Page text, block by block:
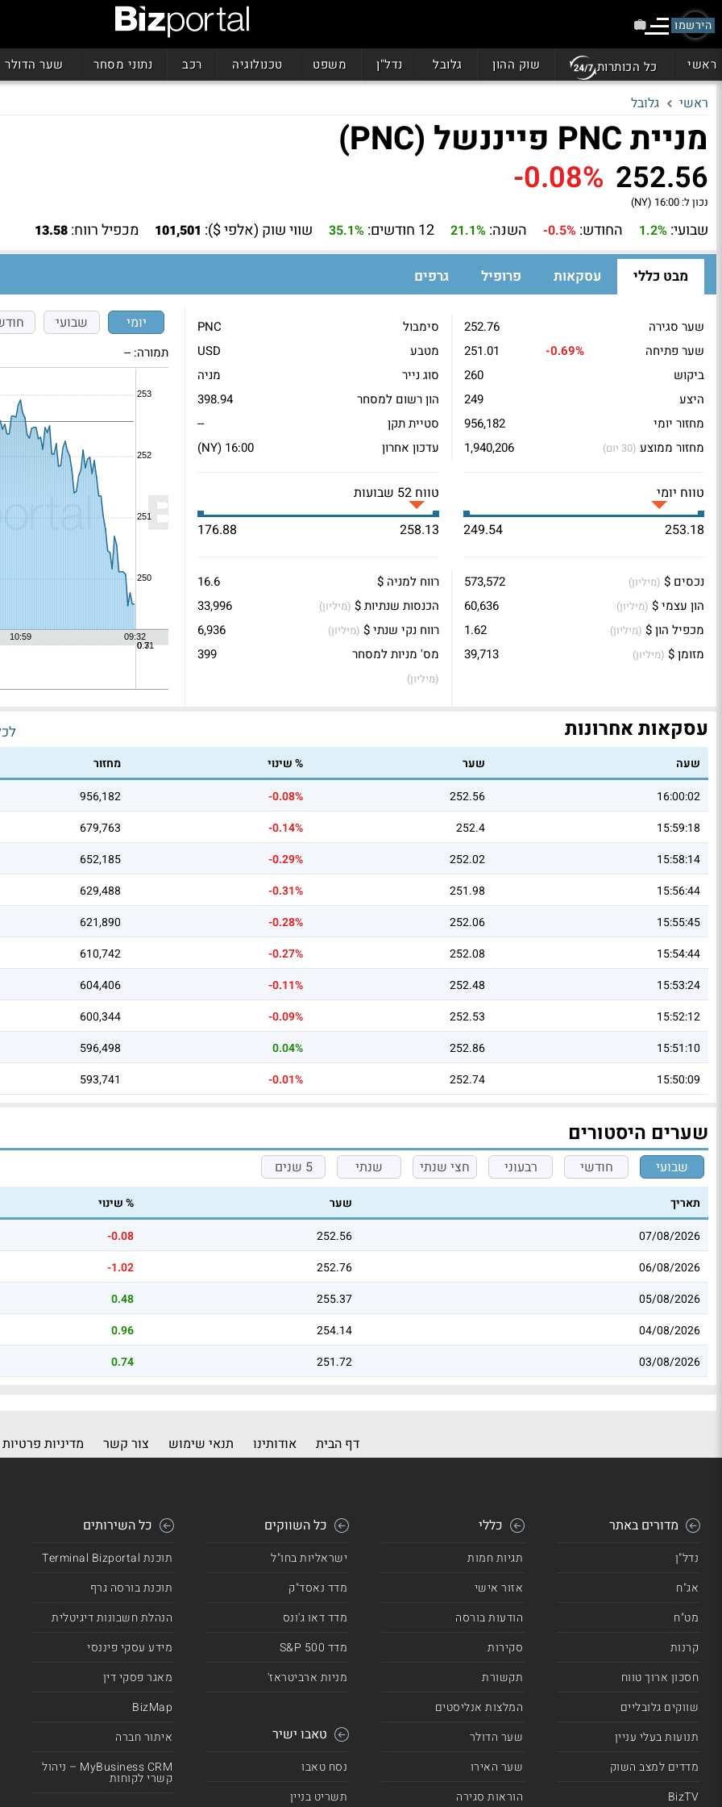
הירשמו
ראשי כל הכותרות שוק ההון גלובל נדל"ן משפט טכנולוגיה רכב נתוני מסחר שער הדולר
ראשי גלובל
מניית PNC פייננשל (PNC)
252.56
-0.08%
נכון ל: 16:00 (NY)
שבועי: 1.2% החודש: -0.5% השנה: 21.1% 12 חודשים: 35.1% שווי שוק (אלפי $): 101,501 מכפיל רווח: 13.58
מבט כללי עסקאות פרופיל גרפים
שער סגירה
252.76
שער פתיחה
-0.69%
251.01
ביקוש
260
היצע
249
מחזור יומי
956,182
מחזור ממוצע (30 יום) 1,940,206
סימבול
PNC
מטבע
USD
סוג נייר
מניה
הון רשום למסחר
398.94
סטיית תקן
--
עדכון אחרון
16:00 (NY)
טווח יומי
253.18
249.54
טווח 52 שבועות
258.13
176.88
נכסים $ (מיליון)
573,572
הון עצמי $ (מיליון)
60,636
מכפיל הון $ (מיליון)
1.62
מזומן $ (מיליון) 39,713
רווח למניה $
16.6
הכנסות שנתיות $ (מיליון)
33,996
רווח נקי שנתי $ (מיליון)
6,936
מס' מניות למסחר
(מיליון)
399
יומי שבועי
תמורה: --
עסקאות אחרונות
שעה שער % שינוי
מחזור
16:00:02
252.56
-0.08%
956,182
15:59:18
252.4
-0.14%
679,763
15:58:14
252.02
-0.29%
652,185
15:56:44
251.98
-0.31%
629,488
15:55:45
252.06
-0.28%
621,890
15:54:44
252.08
-0.27%
610,742
15:53:24
252.48
-0.11%
604,406
15:52:12
252.53
-0.09%
600,344
15:51:10
252.86
0.04%
596,498
15:50:09
252.74
-0.01%
593,741
שערים היסטורים
שבועי חודשי רבעוני חצי שנתי שנתי 5 שנים
תאריך שער
% שינוי
07/08/2026
252.56
-0.08
06/08/2026
252.76
-1.02
05/08/2026
255.37
0.48
04/08/2026
254.14
0.96
03/08/2026
251.72
0.74
דף הבית אודותינו תנאי שימוש צור קשר מדיניות פרטיות
מדורים באתר
נדל"ן
אג"ח
מט"ח
קרנות
חסכון ארוך טווח
שווקים גלובליים
תנועות בעלי עניין
מדדים למצב השוק
BizTV
כללי
תגיות חמות
אזור אישי
הודעות בורסה
סקירות
תקשורת
המלצות אנליסטים
שער הדולר
שער האירו
הוראות סגירה
כל השווקים
ישראליות בחו"ל
מדד נאסד"ק
מדד דאו ג'ונס
מדד 500 S&P
מניות ארביטראז'
טאבו ישיר
נסח טאבו
תשריט בניין
כל השירותים
תוכנת Terminal Bizportal
תוכנת בורסה גרף
הנהלת חשבונות דיגיטלית
מידע עסקי פיננסי
מאגר פסקי דין
BizMap
איתור חברה
MyBusiness CRM – ניהול
קשרי לקוחות